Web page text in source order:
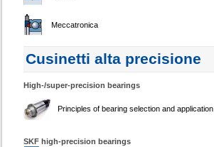
Meccatronica
Cusinetti alta precisione
High-/super-precision bearings
Principles of bearing selection and application
SKF high-precision bearings